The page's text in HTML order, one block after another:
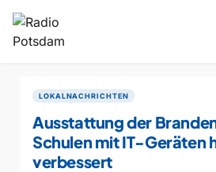
LOKALNACHRICHTEN
Ausstattung der
Schulen mit IT-Geräten
verbessert